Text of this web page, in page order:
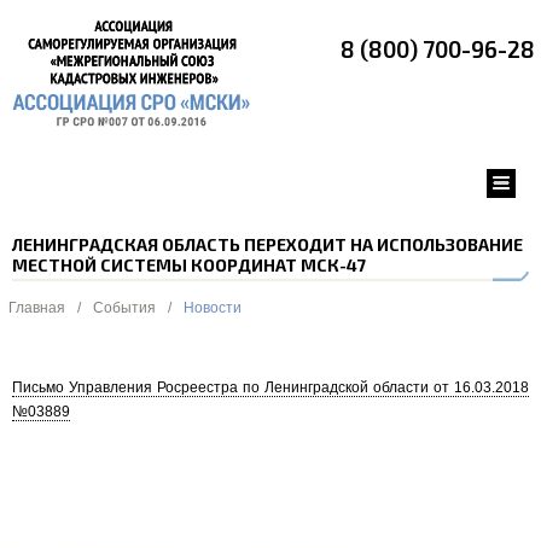
8 (800) 700-96-28
ЛЕНИНГРАДСКАЯ ОБЛАСТЬ ПЕРЕХОДИТ НА ИСПОЛЬЗОВАНИЕ
МЕСТНОЙ СИСТЕМЫ КООРДИНАТ МСК-47
Главная / События / Новости
Письмо Управления Росреестра по Ленинградской области от 16.03.2018
№03889